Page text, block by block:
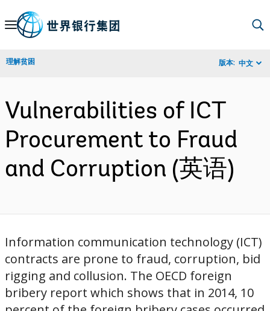
Skip
Navigation
理解贫困 版本: 中文
Vulnerabilities of ICT
Procurement to Fraud
and Corruption (英语)
Information communication technology (ICT)
contracts are prone to fraud, corruption, bid
rigging and collusion. The OECD foreign
bribery report which shows that in 2014, 10